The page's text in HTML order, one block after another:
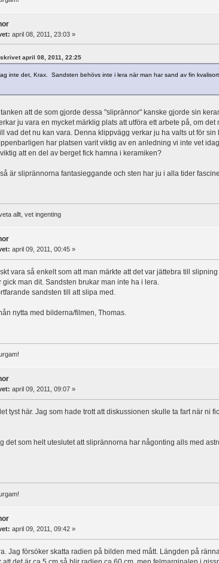
april 08, 2011, 23:03 »
april 08, 2011, 22:25
inte det, Krax. Sandsten behövs inte i lera när man har sand av fin
att de som gjorde dessa "sliprännor" kanske gjorde sin
ju vara en mycket märklig plats att utföra ett arbete på, om
vad det nu kan vara. Denna klippvägg verkar ju ha valts ut för
har platsen varit viktig av en anledning vi inte vet
att en del av berget fick hamna i keramiken?
är sliprännorna fantasieggande och sten har ju i alla tider
allt, vet ingenting
april 09, 2011, 00:45 »
vara så enkelt som att man märkte att det var jättebra till
gick man dit. Sandsten brukar man inte ha i lera.
sandsten till att slipa med.
nytta med bilderna/filmen, Thomas.
april 09, 2011, 09:07 »
tyst här. Jag som hade trott att diskussionen skulle ta fart när ni
det som helt uteslutet att sliprännorna har någonting alls med
april 09, 2011, 09:42 »
Jag försöker skatta radien på bilden med mått. Längden på